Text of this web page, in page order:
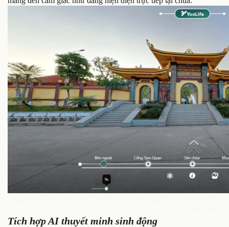
Tích hợp AI thuyết minh sinh động